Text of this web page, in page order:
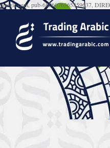
google.com, pub-6806076365859637,